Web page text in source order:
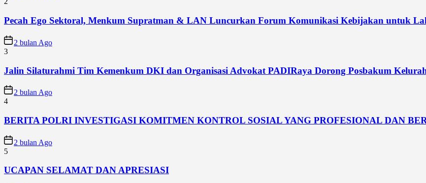
Pecah Ego Sektoral, Menkum Supratman & LAN Luncurkan Forum Komunikasi Kebijakan untuk
2 bulan Ago
3
Jalin Silaturahmi Tim Kemenkum DKI dan Organisasi Advokat PADIRaya Dorong Posbakum
2 bulan Ago
4
BERITA POLRI INVESTIGASI KOMITMEN KONTROL SOSIAL YANG PROFESIONAL DAN
2 bulan Ago
5
UCAPAN SELAMAT DAN APRESIASI